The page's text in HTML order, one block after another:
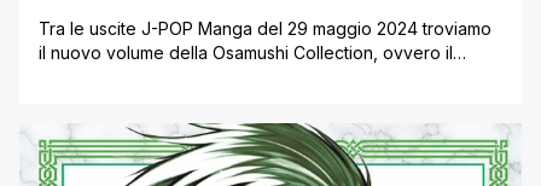
Tra le uscite J-POP Manga del 29 maggio 2024 troviamo
il nuovo volume della Osamushi Collection, ovvero il
parole di colui che ha creato gli stilemi visivi e linguistici
che ancora oggi caratterizzano il fumetto giapponese. '
[']